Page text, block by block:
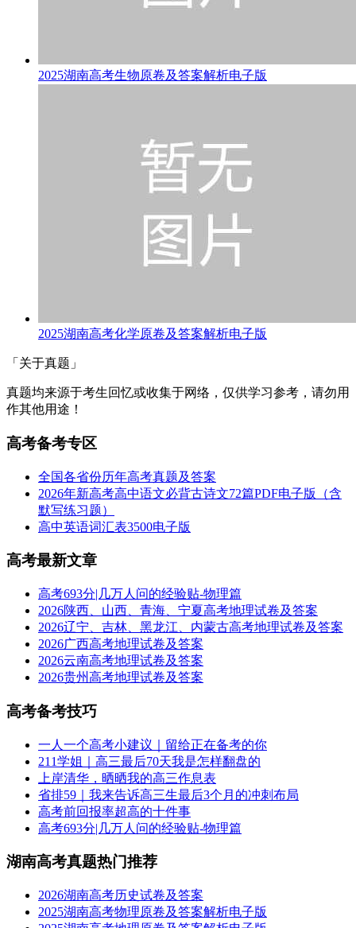
2025湖南高考生物原卷及答案解析电子版
2025湖南高考化学原卷及答案解析电子版
「关于真题」
真题均来源于考生回忆或收集于网络，仅供学习参考，请勿用
作其他用途！
高考备考专区
全国各省份历年高考真题及答案
2026年新高考高中语文必背古诗文72篇PDF电子版（含
默写练习题）
高中英语词汇表3500电子版
高考最新文章
高考693分|几万人问的经验贴-物理篇
2026陕西、山西、青海、宁夏高考地理试卷及答案
2026辽宁、吉林、黑龙江、内蒙古高考地理试卷及答案
2026广西高考地理试卷及答案
2026云南高考地理试卷及答案
2026贵州高考地理试卷及答案
高考备考技巧
一人一个高考小建议｜留给正在备考的你
211学姐｜高三最后70天我是怎样翻盘的
上岸清华，晒晒我的高三作息表
省排59｜我来告诉高三生最后3个月的冲刺布局
高考前回报率超高的十件事
高考693分|几万人问的经验贴-物理篇
湖南高考真题热门推荐
2026湖南高考历史试卷及答案
2025湖南高考物理原卷及答案解析电子版